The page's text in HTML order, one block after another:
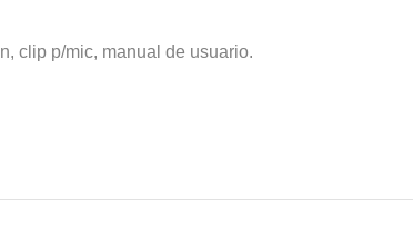
clip p/mic, manual de usuario.